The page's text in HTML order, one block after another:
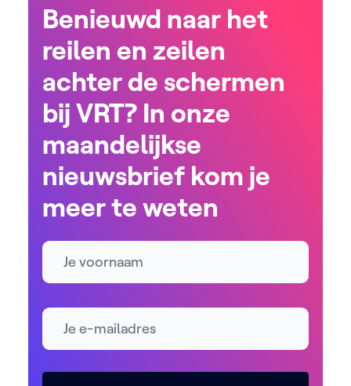
Benieuwd naar het
reilen en zeilen
achter de schermen
bij VRT? In onze
maandelijkse
nieuwsbrief kom je
meer te weten
Naam
E-mailadres *